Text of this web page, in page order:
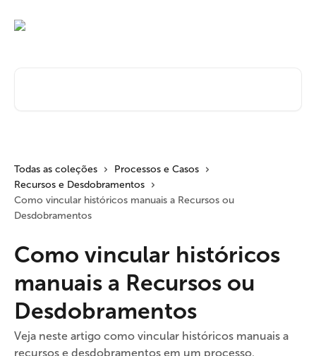
Todas as coleções
Processos e Casos
Recursos e Desdobramentos
Como vincular históricos manuais a Recursos ou
Desdobramentos
Como vincular históricos
manuais a Recursos ou
Desdobramentos
Veja neste artigo como vincular históricos manuais a
recursos e desdobramentos em um processo.